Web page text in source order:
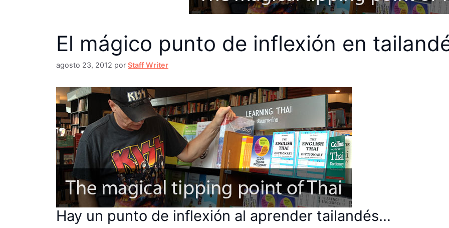
El mágico punto de inflexión en
agosto 23, 2012 por Staff Writer
Hay un punto de inflexión al aprender tailandés…